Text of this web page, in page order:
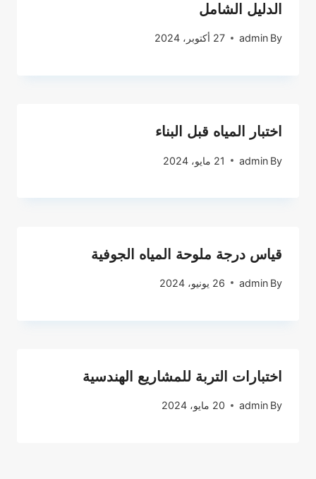
الدليل الشامل
By
admin 27 أكتوبر، 2024
اختبار المياه قبل البناء
By
admin 21 مايو، 2024
قياس درجة ملوحة المياه الجوفية
By
admin 26 يونيو، 2024
اختبارات التربة للمشاريع الهندسية
By
admin 20 مايو، 2024